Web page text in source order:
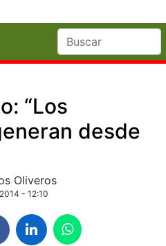
“Los
desde
Oliveros
- 12:10